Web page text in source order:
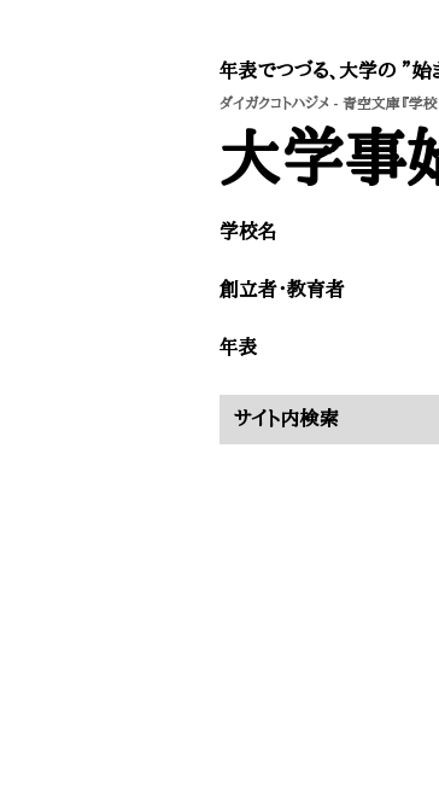
年表でつづる、大学の ”始
ダイガクコトハジメ - 青空文庫『学校
大学事
学校名
​創立者・教育者
​年表